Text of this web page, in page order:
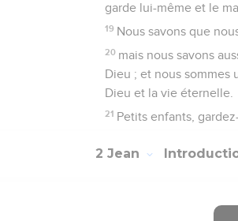
garde lui-même et le
19 Nous savons que
20 mais nous savons
Dieu ; et nous sommes
Dieu et la vie éternelle.
21 Petits enfants,
2 Jean